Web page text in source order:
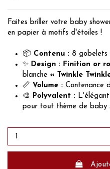
Faites briller votre baby
en papier à motifs d'étoiles !
📦 Contenu : 8 gobelets
✨ Design : Finition or
blanche « Twinkle
📏 Volume : Contenance
🎨 Polyvalent :
pour tout thème de baby